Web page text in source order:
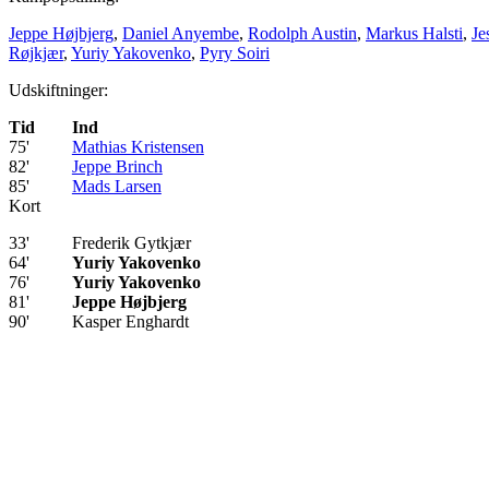
Jeppe Højbjerg, Daniel Anyembe, Rodolph Austin, Markus Halsti,
Røjkjær, Yuriy Yakovenko, Pyry Soiri
Udskiftninger:
Tid
Ind
75'
Mathias Kristensen
82'
Jeppe Brinch
85'
Mads Larsen
Kort
33'
Frederik Gytkjær
64'
Yuriy Yakovenko
76'
Yuriy Yakovenko
81'
Jeppe Højbjerg
90'
Kasper Enghardt